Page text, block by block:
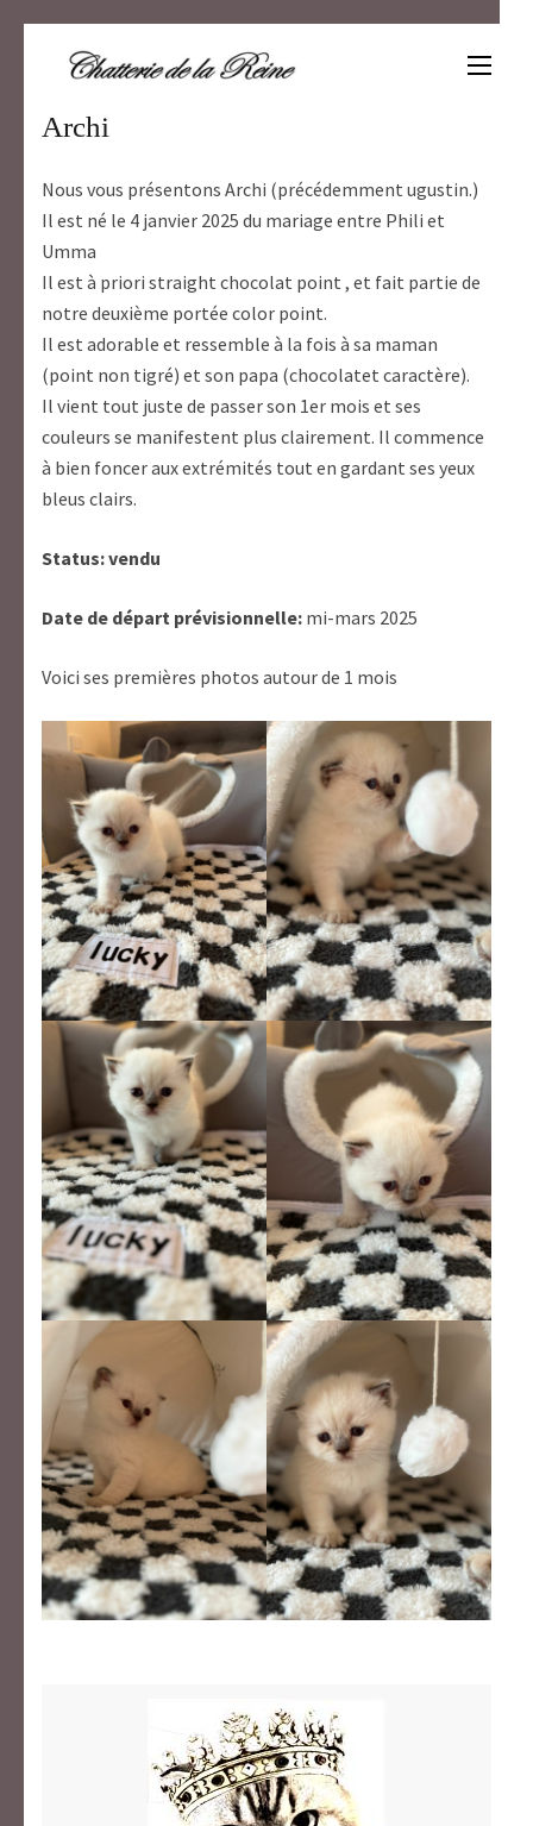
contenu
Entrée)
Archi
Nous vous présentons Archi (précédemment ugustin.)
Il est né le 4 janvier 2025 du mariage entre Phili et
Umma
Il est à priori straight chocolat point , et fait partie de
notre deuxième portée color point.
Il est adorable et ressemble à la fois à sa maman
(point non tigré) et son papa (chocolatet caractère).
Il vient tout juste de passer son 1er mois et ses
couleurs se manifestent plus clairement. Il commence
à bien foncer aux extrémités tout en gardant ses yeux
bleus clairs.
Status: vendu
Date de départ prévisionnelle: mi-mars 2025
Voici ses premières photos autour de 1 mois